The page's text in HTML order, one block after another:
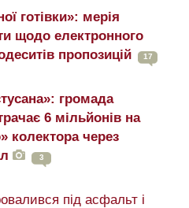
готівки»: мерія
щодо електронного
пропозицій
17
громада
6 мільйонів на
колектора через
3
під асфальт і